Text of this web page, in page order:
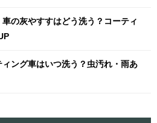
の灰やすすはどう洗う？コーティ
ング車はいつ洗う？虫汚れ・雨あ